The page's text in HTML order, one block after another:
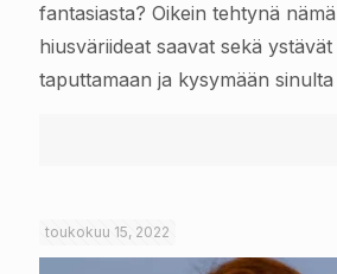
fantasiasta? Oikein tehtynä
hiusväriideat saavat sekä
taputtamaan ja kysymään sinulta
toukokuu 15, 2022